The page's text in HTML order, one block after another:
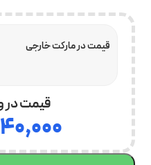
قیمت در مارکت خارجی
قیمت در